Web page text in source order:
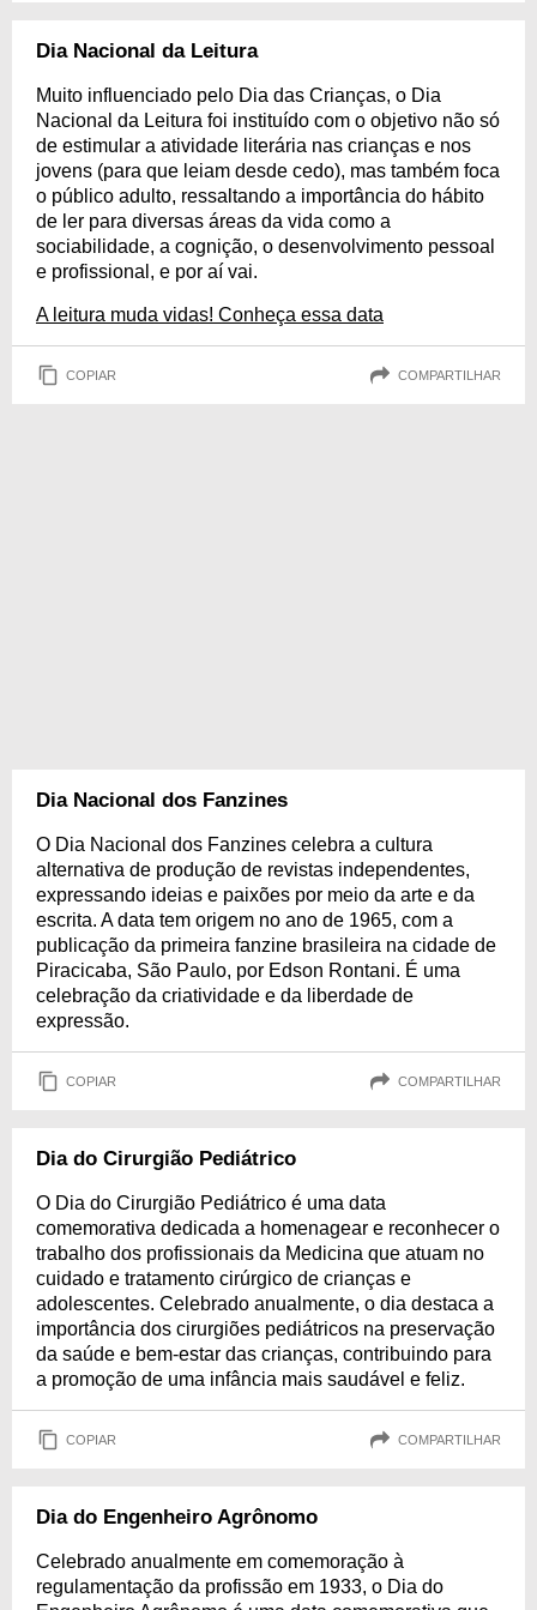
Dia Nacional da Leitura
Muito influenciado pelo Dia das Crianças, o Dia
Nacional da Leitura foi instituído com o objetivo não só
de estimular a atividade literária nas crianças e nos
jovens (para que leiam desde cedo), mas também foca
o público adulto, ressaltando a importância do hábito
de ler para diversas áreas da vida como a
sociabilidade, a cognição, o desenvolvimento pessoal
e profissional, e por aí vai.
A leitura muda vidas! Conheça essa data
COPIAR COMPARTILHAR
Dia Nacional dos Fanzines
O Dia Nacional dos Fanzines celebra a cultura
alternativa de produção de revistas independentes,
expressando ideias e paixões por meio da arte e da
escrita. A data tem origem no ano de 1965, com a
publicação da primeira fanzine brasileira na cidade de
Piracicaba, São Paulo, por Edson Rontani. É uma
celebração da criatividade e da liberdade de
expressão.
COPIAR COMPARTILHAR
Dia do Cirurgião Pediátrico
O Dia do Cirurgião Pediátrico é uma data
comemorativa dedicada a homenagear e reconhecer o
trabalho dos profissionais da Medicina que atuam no
cuidado e tratamento cirúrgico de crianças e
adolescentes. Celebrado anualmente, o dia destaca a
importância dos cirurgiões pediátricos na preservação
da saúde e bem-estar das crianças, contribuindo para
a promoção de uma infância mais saudável e feliz.
COPIAR COMPARTILHAR
Dia do Engenheiro Agrônomo
Celebrado anualmente em comemoração à
regulamentação da profissão em 1933, o Dia do